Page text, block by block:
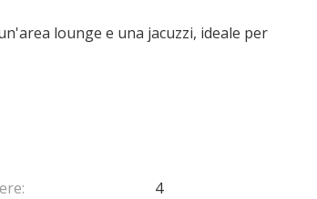
lounge e una jacuzzi, ideale per
4